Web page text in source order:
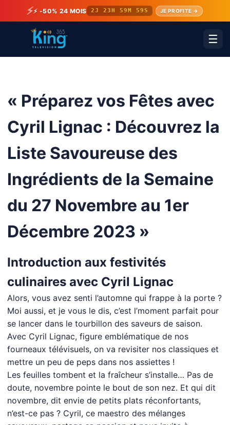
⚡⚡ -50% 24 MOIS 2J 23H 59M 59S JE PROFITE →
☰
« Préparez vos Fêtes avec
Cyril Lignac : Découvrez la
Liste Savoureuse des
Ingrédients de la Semaine
du 27 Novembre au 1er
Décembre 2023 »
Introduction aux festivités
culinaires avec Cyril Lignac
Alors, vous avez senti l’automne qui frappe à la porte ?
Moi aussi, et je vous le dis, c’est l’moment parfait pour
se lancer dans le tourbillon des saveurs de saison.
Avec Cyril Lignac, figure emblématique de nos
fourneaux télévisuels, on va revisiter nos classiques et
mettre un peu de peps dans nos assiettes !
Les feuilles tombent et la fraîcheur s’installe… Pas de
doute, novembre pointe le bout de son nez. Et qui dit
novembre, dit envie de petits plats réconfortants,
n’est-ce pas ? Cyril, ce maestro des mélanges